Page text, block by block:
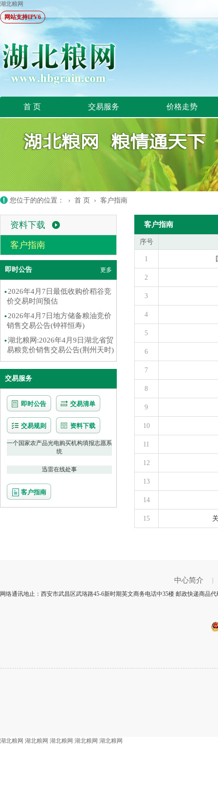
湖北粮网
网站支持IPV6
首 页 交易服务 价格走势
您位于的的位置： › 首 页 › 客户指南
资料下载
客户指南
即时公告 更多
2026年4月7日最低收购价稻谷竞
价交易时间预估
2026年4月7日地方储备粮油竞价
销售交易公告(钟祥恒寿)
湖北粮网:2026年4月9日湖北省贸
易粮竞价销售交易公告(荆州天时)
交易服务
即时公告 交易清单
交易规则 资料下载
一个国家农产品光电购买机构填报志愿系
统
迅雷在线处事
客户指南
客户指南
序号
1
2
3
4
5
6
7
8
9
10
11
12
13
14
15
中心简介
网络通讯地止：西安市武昌区武珞路45-6新时期英文商务电话中35楼 邮政快递商品
湖北粮网 湖北粮网 湖北粮网 湖北粮网 湖北粮网